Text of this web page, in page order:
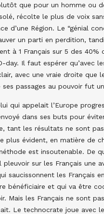
que pour un homme ou
récolte le plus de voix
d’une Région. Le “génial
un parti en perdition,
à 1 Français sur 5 des
day. Il faut espérer qu’avec
avec une vraie droite que
passages au pouvoir fut
qui appelait l’Europe
dans ses buts pour
tant les résultats ne sont
plus évident, en matière de
est insoutenable. De
sur les Français une
saucissonnent les Français
bénéficiaire et qui va être
Mais les Français ne sont
Le technocrate joue avec